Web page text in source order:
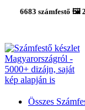
6683 számfestő 🖼️
Összes